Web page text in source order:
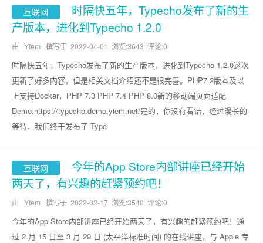
互联网
时隔快五年，Typecho发布了新的生
产版本，进化到Typecho 1.2.0
由 YIem 撰写于 2022-04-01 浏览:3643 评论:0
时隔快五年，Typecho发布了新的生产版本，进化到Typecho 1.2.0这次
更新了好多内容，但是相关文档介绍还不是很完善。PHP7.2版本及以
上支持Docker，PHP 7.3 PHP 7.4 PHP 8.0新的移动端页面适配
Demo:https://typecho.demo.yiem.net/是的，你没有看错，经过漫长的
等待，我们终于发布了 Type
互联网
今年的App Store内部讲座已经开始
两天了，有兴趣的赶紧预约吧！
由 YIem 撰写于 2022-02-17 浏览:3540 评论:0
今年的App Store内部讲座已经开始两天了，有兴趣的赶紧预约吧！通
过 2 月 15 日至 3 月 29 日 (太平洋标准时间) 的在线讲座，与 Apple 专